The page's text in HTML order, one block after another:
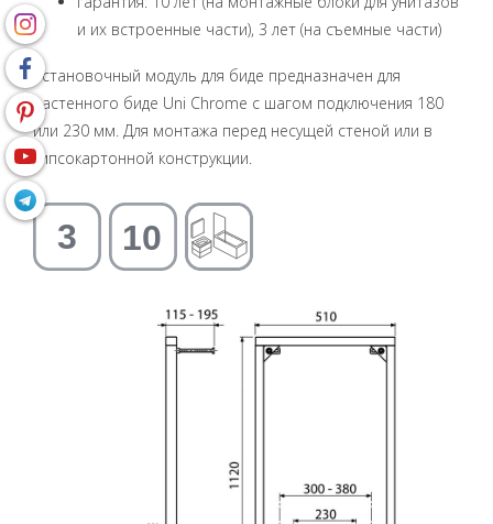
и их встроенные части), 3 лет (на съемные части)
Установочный модуль для биде предназначен для
настенного биде Uni Chrome с шагом подключения 180
или 230 мм. Для монтажа перед несущей стеной или в
гипсокартонной конструкции.